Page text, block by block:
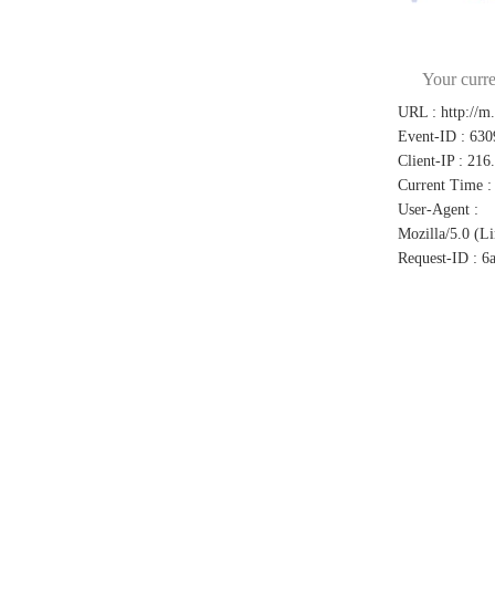
Your
URL : http://
Event-ID :
Client-IP :
Current Time :
User-Agent :
Mozilla/5.0
Request-ID :